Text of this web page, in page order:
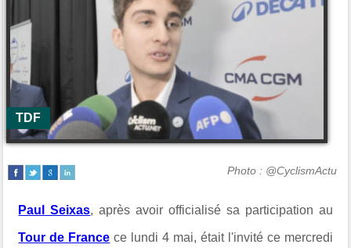
TDF
Photo : @CyclismActu
Paul Seixas, après avoir officialisé sa participation au
Tour de France ce lundi 4 mai, était l'invité ce mercredi